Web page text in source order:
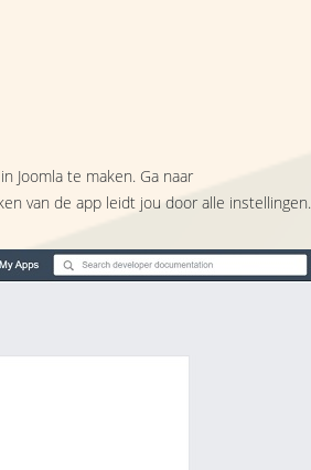
Joomla te maken. Ga naar
van de app leidt jou door alle instellingen.